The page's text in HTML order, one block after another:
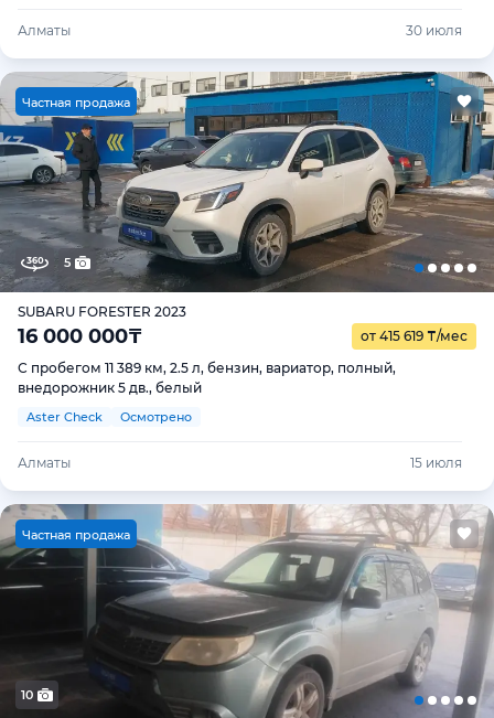
Алматы 30 июля
Частная продажа
5
SUBARU FORESTER 2023
16 000 000₸ от 415 619 ₸/мес
С пробегом 11 389 км, 2.5 л, бензин, вариатор, полный,
внедорожник 5 дв., белый
Aster Check Осмотрено
Алматы 15 июля
Частная продажа
10